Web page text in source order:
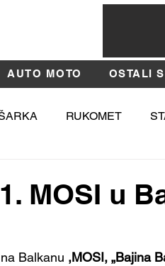
AUTO MOTO OSTALI
RUKOMET
MOSI u
na Balkanu
,MOSI, „Bajina